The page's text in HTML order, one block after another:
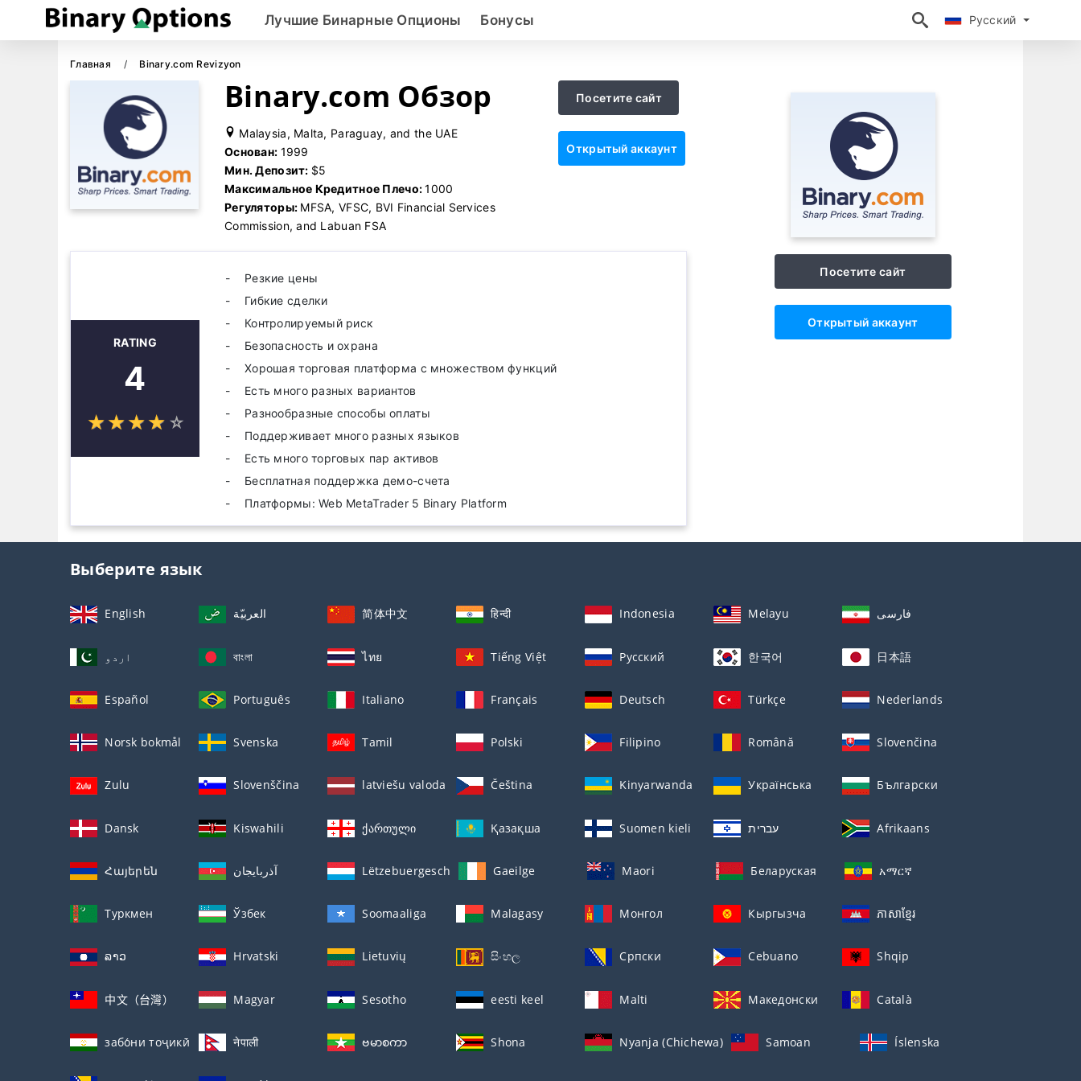
Русский
Лучшие Бинарные Опционы Бонусы Русский
Главная Binary.com Revizyon
Binary.com Обзор
Malaysia, Malta, Paraguay, and the UAE
Основан: 1999
Мин. Депозит: $5
Максимальное Кредитное Плечо:1000
Регуляторы: MFSA, VFSC, BVI Financial Services
Commission, and Labuan FSA
Посетите сайт
Открытый аккаунт
RATING
4
☆☆☆☆ ☆
★★★★ ★
Резкие цены
Гибкие сделки
Контролируемый риск
Безопасность и охрана
Хорошая торговая платформа с множеством функций
Есть много разных вариантов
Разнообразные способы оплаты
Поддерживает много разных языков
Есть много торговых пар активов
Бесплатная поддержка демо-счета
Платформы: Web MetaTrader 5 Binary Platform
Посетите сайт
Открытый аккаунт
Выберите язык
English العربيّة 简体中文 हिन्दी Indonesia Melayu فارسی
اردو বাংলা ไทย Tiếng Việt Русский 한국어 日本語
Español Português Italiano Français Deutsch Türkçe Nederlands
Norsk bokmål Svenska Tamil Polski Filipino Română Slovenčina
Zulu Slovenščina latviešu valoda Čeština Kinyarwanda Українська Български
Dansk Kiswahili ქართული Қазақша Suomen kieli עברית Afrikaans
Հայերեն آذربايجان Lëtzebuergesch Gaeilge Maori Беларуская አማርኛ
Туркмен Ўзбек Soomaaliga Malagasy Монгол Кыргызча ភាសាខ្មែរ
ລາວ Hrvatski Lietuvių සිංහල Српски Cebuano Shqip
中文（台灣） Magyar Sesotho eesti keel Malti Македонски Català
забо́ни тоҷикӣ́ नेपाली ဗမာစကာ Shona Nyanja (Chichewa) Samoan Íslenska